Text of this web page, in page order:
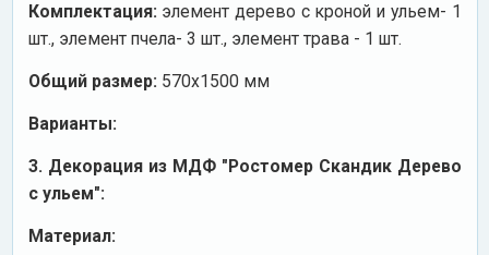
Комплектация: элемент дерево с кроной и ульем- 1
шт., элемент пчела- 3 шт., элемент трава - 1 шт.
Общий размер: 570х1500 мм
Варианты:
3. Декорация из МДФ "Ростомер Скандик Дерево
с ульем":
Материал: